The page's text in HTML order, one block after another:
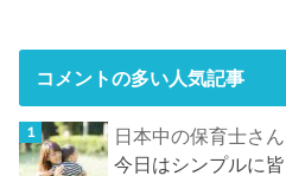
コメントの多い人気記事
日本中の保育士さん
今日はシンプルに